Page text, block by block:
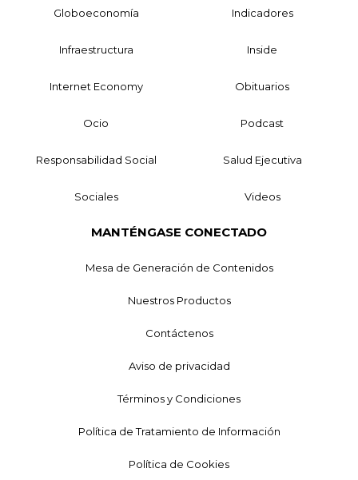
Globoeconomía Indicadores
Infraestructura Inside
Internet Economy Obituarios
Ocio Podcast
Responsabilidad Social Salud Ejecutiva
Sociales Videos
MANTÉNGASE CONECTADO
Mesa de Generación de Contenidos
Nuestros Productos
Contáctenos
Aviso de privacidad
Términos y Condiciones
Política de Tratamiento de Información
Política de Cookies